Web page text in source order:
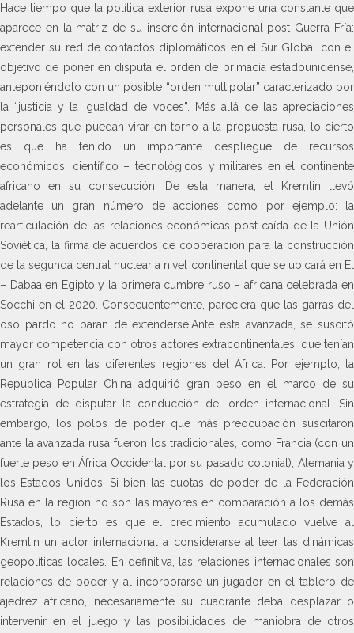
Hace tiempo que la política exterior rusa expone una constante que
aparece en la matriz de su inserción internacional post Guerra Fría:
extender su red de contactos diplomáticos en el Sur Global con el
objetivo de poner en disputa el orden de primacía estadounidense,
anteponiéndolo con un posible “orden multipolar” caracterizado por
la “justicia y la igualdad de voces”. Más allá de las apreciaciones
personales que puedan virar en torno a la propuesta rusa, lo cierto
es que ha tenido un importante despliegue de recursos
económicos, científico – tecnológicos y militares en el continente
africano en su consecución. De esta manera, el Kremlin llevó
adelante un gran número de acciones como por ejemplo: la
rearticulación de las relaciones económicas post caída de la Unión
Soviética, la firma de acuerdos de cooperación para la construcción
de la segunda central nuclear a nivel continental que se ubicará en El
– Dabaa en Egipto y la primera cumbre ruso – africana celebrada en
Socchi en el 2020. Consecuentemente, pareciera que las garras del
oso pardo no paran de extenderse.Ante esta avanzada, se suscitó
mayor competencia con otros actores extracontinentales, que tenían
un gran rol en las diferentes regiones del África. Por ejemplo, la
República Popular China adquirió gran peso en el marco de su
estrategia de disputar la conducción del orden internacional. Sin
embargo, los polos de poder que más preocupación suscitaron
ante la avanzada rusa fueron los tradicionales, como Francia (con un
fuerte peso en África Occidental por su pasado colonial), Alemania y
los Estados Unidos. Si bien las cuotas de poder de la Federación
Rusa en la región no son las mayores en comparación a los demás
Estados, lo cierto es que el crecimiento acumulado vuelve al
Kremlin un actor internacional a considerarse al leer las dinámicas
geopolíticas locales. En definitiva, las relaciones internacionales son
relaciones de poder y al incorporarse un jugador en el tablero de
ajedrez africano, necesariamente su cuadrante deba desplazar o
intervenir en el juego y las posibilidades de maniobra de otros